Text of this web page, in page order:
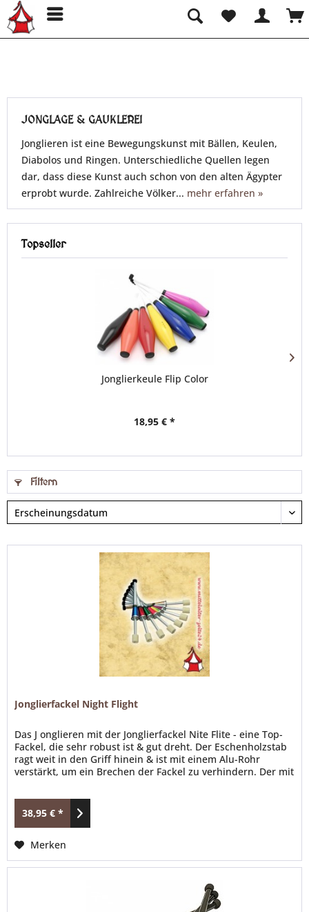
JONGLAGE & GAUKLEREI
Jonglieren ist eine Bewegungskunst mit Bällen, Keulen,
Diabolos und Ringen. Unterschiedliche Quellen legen
dar, dass diese Kunst auch schon von den alten Ägypter
erprobt wurde. Zahlreiche Völker... mehr erfahren »
Topseller
Jonglierkeule Flip Color
18,95 € *
Filtern
Jonglierfackel Night Flight
Das J onglieren mit der Jonglierfackel Nite Flite - eine Top-
Fackel, die sehr robust ist & gut dreht. Der Eschenholzstab
ragt weit in den Griff hinein & ist mit einem Alu-Rohr
verstärkt, um ein Brechen der Fackel zu verhindern. Der mit
Scheibe vor der Flamme geschützt; eine zusätzliche
Gummischeibe verhindert, dass der...
38,95 € *
Merken